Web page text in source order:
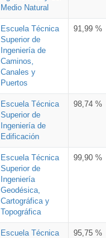
Medio Natural
Escuela Técnica
Superior de
Ingeniería de
Caminos,
Canales y
Puertos
91,99 %
Escuela Técnica
Superior de
Ingeniería de
Edificación
98,74 %
Escuela Técnica
Superior de
Ingeniería
Geodésica,
Cartográfica y
Topográfica
99,90 %
Escuela Técnica
95,75 %